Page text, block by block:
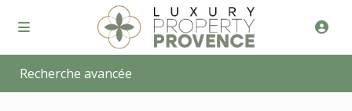
Recherche avancée